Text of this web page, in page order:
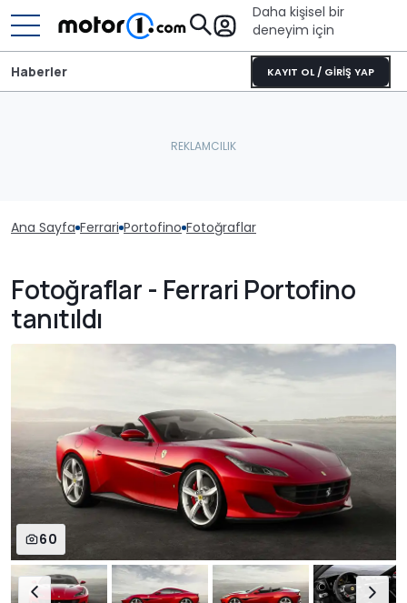
Daha kişisel bir
deneyim için
KAYIT OL / GİRİŞ YAP
Haberler
Ana Sayfa Ferrari Portofino Fotoğraflar
Fotoğraflar - Ferrari Portofino
tanıtıldı
60